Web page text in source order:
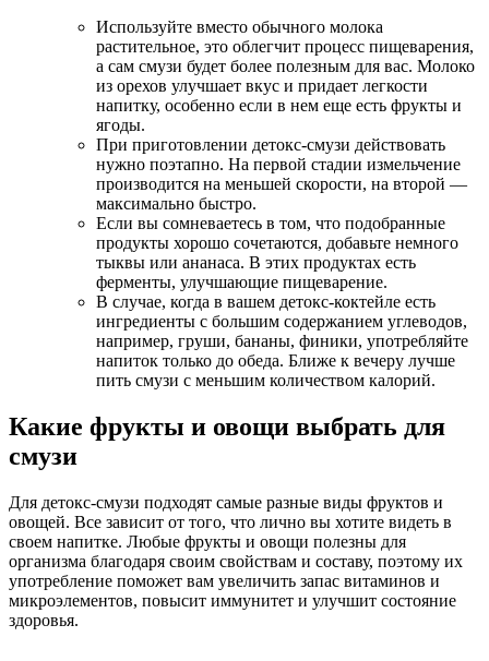
Используйте вместо обычного молока
растительное, это облегчит процесс пищеварения,
а сам смузи будет более полезным для вас. Молоко
из орехов улучшает вкус и придает легкости
напитку, особенно если в нем еще есть фрукты и
ягоды.
При приготовлении детокс-смузи действовать
нужно поэтапно. На первой стадии измельчение
производится на меньшей скорости, на второй —
максимально быстро.
Если вы сомневаетесь в том, что подобранные
продукты хорошо сочетаются, добавьте немного
тыквы или ананаса. В этих продуктах есть
ферменты, улучшающие пищеварение.
В случае, когда в вашем детокс-коктейле есть
ингредиенты с большим содержанием углеводов,
например, груши, бананы, финики, употребляйте
напиток только до обеда. Ближе к вечеру лучше
пить смузи с меньшим количеством калорий.
Какие фрукты и овощи выбрать для
смузи
Для детокс-смузи подходят самые разные виды фруктов и
овощей. Все зависит от того, что лично вы хотите видеть в
своем напитке. Любые фрукты и овощи полезны для
организма благодаря своим свойствам и составу, поэтому их
употребление поможет вам увеличить запас витаминов и
микроэлементов, повысит иммунитет и улучшит состояние
здоровья.